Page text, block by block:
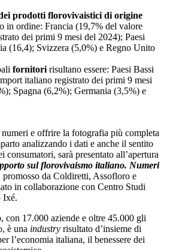
prodotti florovivaistici di origine
in ordine: Francia (19,7% del valore
dei primi 9 mesi del 2024); Paesi
(16,4); Svizzera (5,0%) e Regno Unito
fornitoririsultano essere: Paesi Bassi
italiano registrato dei primi 9 mesi
Spagna (6,2%); Germania (3,5%) e
numeri e offrire la fotografia più completa
analizzando i dati e anche il sentito
consumatori, sarà presentato all’apertura
sul florovivaismo italiano. Numeri
promosso da Coldiretti, Assofloro e
in collaborazione con Centro Studi
Ixé.
17.000 aziende e oltre 45.000 gli
è una industry risultato d’insieme di
l’economia italiana, il benessere dei